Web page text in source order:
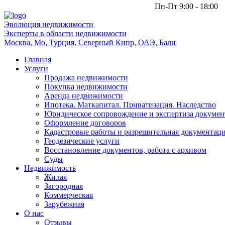
Пн-Пт 9:00 - 18:00
Эволюция недвижимости
Эксперты в области недвижимости
Москва, Мо, Турция, Северный Кипр, ОАЭ, Бали
Главная
Услуги
Продажа недвижимости
Покупка недвижимости
Аренда недвижимости
Ипотека. Маткапитал. Приватизация. Наследство
Юридическое сопровождение и экспертиза
Оформление договоров
Кадастровые работы и разрешительная
Геодезические услуги
Восстановление документов, работа с архивом
Суды
Недвижимость
Жилая
Загородная
Коммерческая
Зарубежная
О нас
Отзывы